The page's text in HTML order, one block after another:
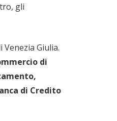
gli
Venezia Giulia.
di
di Credito